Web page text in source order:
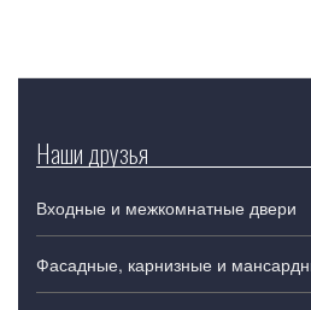
Наши друзья
Входные и межкомнатные двери
Фасадные, карнизные и